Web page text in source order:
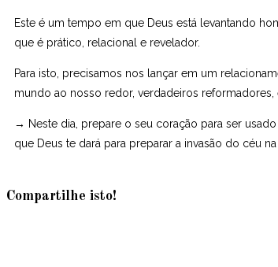
Este é um tempo em que Deus está levantando
que é prático, relacional e revelador.
Para isto, precisamos nos lançar em um
mundo ao nosso redor, verdadeiros reformadores,
→ Neste dia, prepare o seu coração para ser
que Deus te dará para preparar a invasão do céu
Compartilhe isto!